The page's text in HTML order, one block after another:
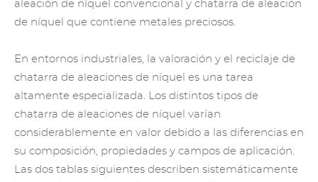
aleación de níquel convencional y chatarra de aleación
de níquel que contiene metales preciosos.
En entornos industriales, la valoración y el reciclaje de
chatarra de aleaciones de níquel es una tarea
altamente especializada. Los distintos tipos de
chatarra de aleaciones de níquel varían
considerablemente en valor debido a las diferencias en
su composición, propiedades y campos de aplicación.
Las dos tablas siguientes describen sistemáticamente